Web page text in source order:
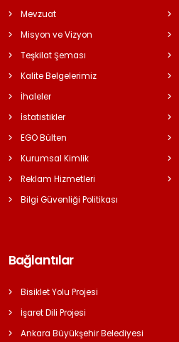
Mevzuat
Misyon ve Vizyon
Teşkilat Şeması
Kalite Belgelerimiz
İhaleler
İstatistikler
EGO Bülten
Kurumsal Kimlik
Reklam Hizmetleri
Bilgi Güvenliği Politikası
Bağlantılar
Bisiklet Yolu Projesi
İşaret Dili Projesi
Ankara Büyükşehir Belediyesi